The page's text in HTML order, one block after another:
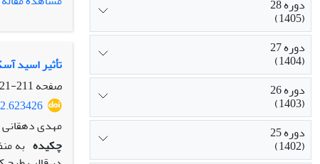
تواند پایه
تأثیر اسید
صفحه211-221
مهدی دهقانی
چکیده
دوره 28
(1405)
دوره 27
(1404)
دوره 26
(1403)
دوره 25
(1402)